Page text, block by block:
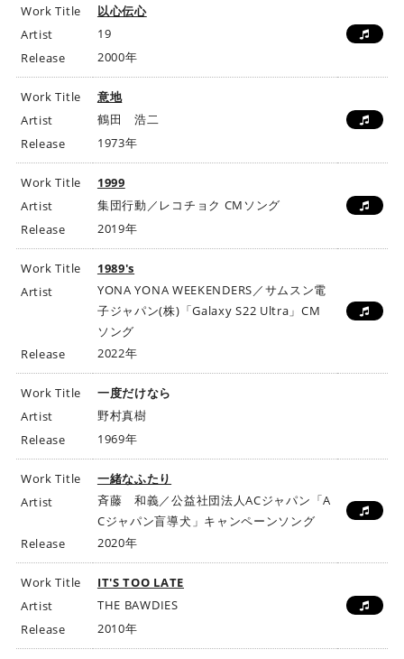
Work Title
以心伝心
Artist
19
Release
2000年
Work Title
意地
Artist
鶴田 浩二
Release
1973年
Work Title
1999
Artist
集団行動／レコチョク CMソング
Release
2019年
Work Title
1989's
Artist
YONA YONA WEEKENDERS／サムスン電
子ジャパン(株)「Galaxy S22 Ultra」CM
ソング
Release
2022年
Work Title
一度だけなら
Artist
野村真樹
Release
1969年
Work Title
一緒なふたり
Artist
斉藤 和義／公益社団法人ACジャパン「A
Cジャパン盲導犬」キャンペーンソング
Release
2020年
Work Title
IT'S TOO LATE
Artist
THE BAWDIES
Release
2010年